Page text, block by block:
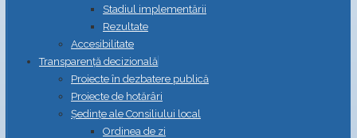
Stadiul implementării
Rezultate
Accesibilitate
Transparență decizională
Proiecte în dezbatere publică
Proiecte de hotărâri
Ședințe ale Consiliului local
Ordinea de zi